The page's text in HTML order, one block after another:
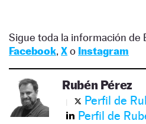
Sigue toda la información de
Facebook, Xo Instagram
Rubén Pérez
Perfil de
Perfil de